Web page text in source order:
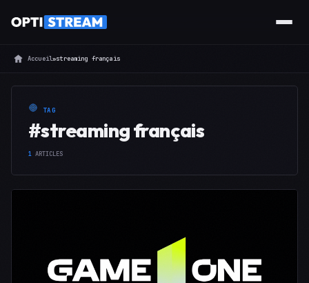
Accueil»streaming français
TAG
#streaming français
1 ARTICLES